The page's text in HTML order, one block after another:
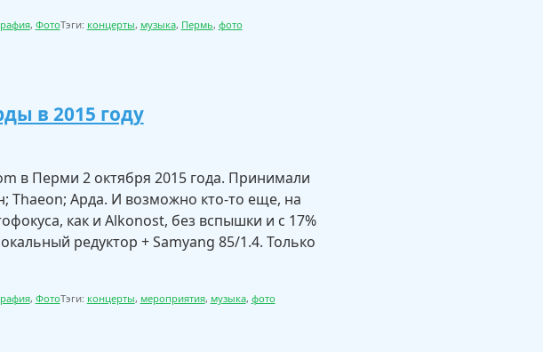
, ФотоТэги: концерты, музыка, Пермь, фото
в 2015 году
в Перми 2 октября 2015 года. Принимали
Thaeon; Арда. И возможно кто-то еще, на
как и Alkonost, без вспышки и с 17%
редуктор + Samyang 85/1.4. Только
, ФотоТэги: концерты, мероприятия, музыка, фото